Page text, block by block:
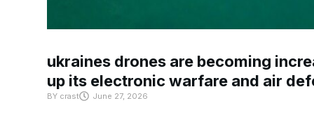
ukraines drones are becoming
up its electronic warfare and air
BYcrast June 27, 2026